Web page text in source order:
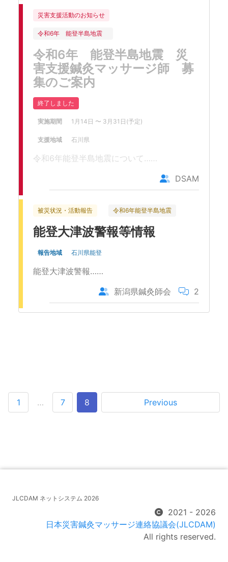
災害支援活動のお知らせ
令和6年 能登半島地震
令和6年 能登半島地震 災
害支援鍼灸マッサージ師 募
集のご案内
終了しました
実施期間 1月14日 〜 3月31日 (予定)
支援地域 石川県
令和6年能登半島地震について……
DSAM
被災状況・活動報告 令和6年能登半島地震
能登大津波警報等情報
報告地域 石川県能登
能登大津波警報……
新潟県鍼灸師会
2
1 … 7 8 Previous
JLCDAM ネットシステム 2026
2021 - 2026
日本災害鍼灸マッサージ連絡協議会(JLCDAM)
All rights reserved.